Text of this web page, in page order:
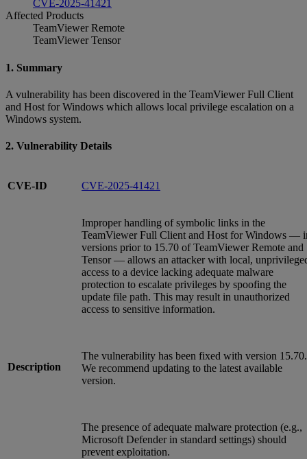
CVE-2025-41421
Affected Products
TeamViewer Remote
TeamViewer Tensor
1. Summary
A vulnerability has been discovered in the TeamViewer Full Client
and Host for Windows which allows local privilege escalation on a
Windows system.
2. Vulnerability Details
CVE-ID CVE-2025-41421
Description
Improper handling of symbolic links in the
TeamViewer Full Client and Host for Windows —
versions prior to 15.70 of TeamViewer Remote and
Tensor — allows an attacker with local,
access to a device lacking adequate malware
protection to escalate privileges by spoofing the
update file path. This may result in unauthorized
access to sensitive information.
The vulnerability has been fixed with version 15.70.
We recommend updating to the latest available
version.
The presence of adequate malware protection (e.g.,
Microsoft Defender in standard settings) should
prevent exploitation.